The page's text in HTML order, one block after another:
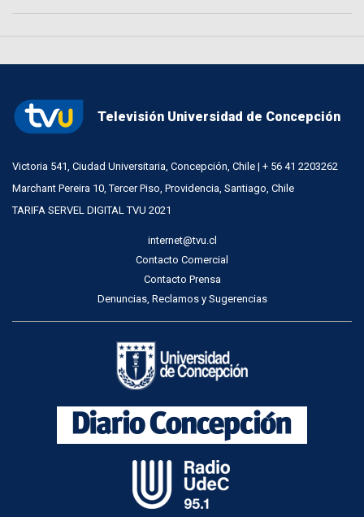
Televisión Universidad de Concepción
Victoria 541, Ciudad Universitaria, Concepción, Chile | + 56 41 2203262
Marchant Pereira 10, Tercer Piso, Providencia, Santiago, Chile
TARIFA SERVEL DIGITAL TVU 2021
internet@tvu.cl
Contacto Comercial
Contacto Prensa
Denuncias, Reclamos y Sugerencias